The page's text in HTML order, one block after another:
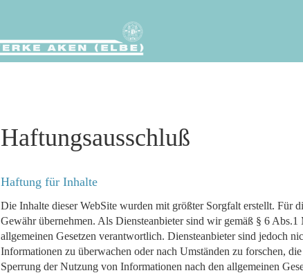
Haftungsausschluß
Haftung für Inhalte
Die Inhalte dieser WebSite wurden mit größter Sorgfalt erstellt.
Gewähr übernehmen. Als Diensteanbieter sind wir gemäß § 6
allgemeinen Gesetzen verantwortlich. Diensteanbieter sind jedoch
Informationen zu überwachen oder nach Umständen zu forschen,
Sperrung der Nutzung von Informationen nach den allgemeinen